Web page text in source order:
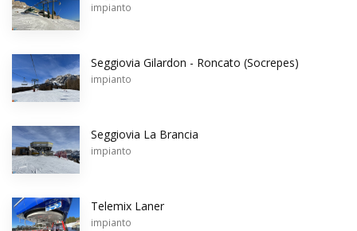
impianto
Seggiovia Gilardon - Roncato (Socrepes)
impianto
Seggiovia La Brancia
impianto
Telemix Laner
impianto